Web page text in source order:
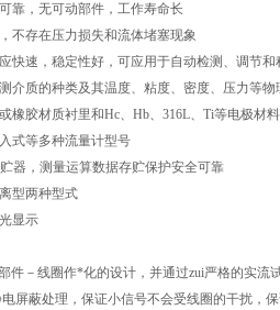
靠，无可动部件，工作寿命长
不存在压力损失和流体堵塞现象
快速，稳定性好，可应用于自动检测、调节和
介质的种类及其温度、粘度、密度、压力等物
橡胶材质衬里和Hc、Hb、316L、Ti等电极材
式等多种流量计型号
器，测量运算数据存贮保护安全可靠
型两种型式
显示
件－线圈作*化的设计，并通过zui严格的实流
屏蔽处理，保证小信号不会受线圈的干扰，